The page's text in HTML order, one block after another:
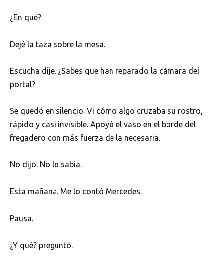
¿En qué?
Dejé la taza sobre la mesa.
Escucha dije. ¿Sabes que han reparado la cámara del
portal?
Se quedó en silencio. Vi cómo algo cruzaba su rostro,
rápido y casi invisible. Apoyó el vaso en el borde del
fregadero con más fuerza de la necesaria.
No dijo. No lo sabía.
Esta mañana. Me lo contó Mercedes.
Pausa.
¿Y qué? preguntó.